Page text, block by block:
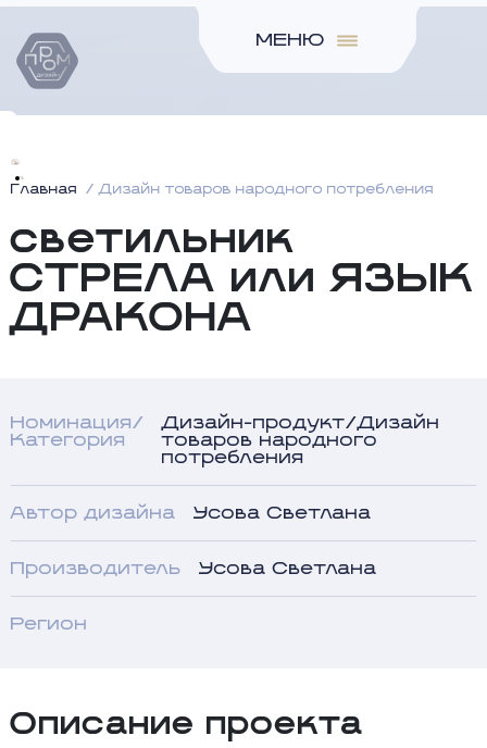
Главная Дизайн товаров народного потребления
светильник
СТРЕЛА или ЯЗЫК
ДРАКОНА
Номинация/
Категория
Дизайн-продукт/Дизайн
товаров народного
потребления
Автор дизайна Усова Светлана
Производитель Усова Светлана
Регион
Описание проекта